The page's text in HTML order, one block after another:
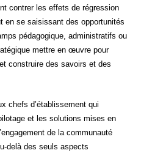
contrer les effets de régression
en se saisissant des opportunités
pédagogique, administratifs ou
mettre en œuvre pour
construire des savoirs et des
chefs d’établissement qui
et les solutions mises en
de la communauté
delà des seuls aspects